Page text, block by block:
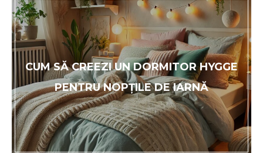
CUM SĂ CREEZI UN DORMITOR HYGGE
PENTRU NOPȚILE DE IARNĂ